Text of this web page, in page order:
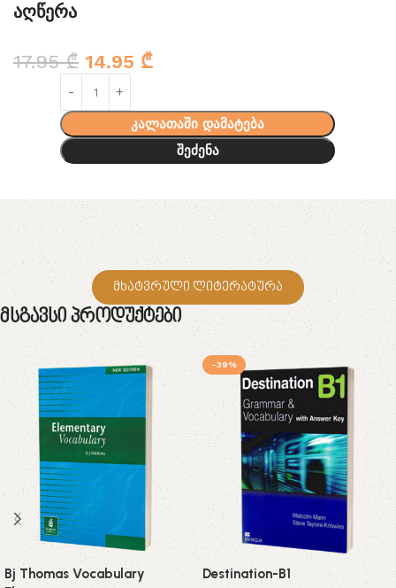
აღწერა
17.95₾ 14.95 ₾
კალათაში დამატება
შეძენა
მხატვრული ლიტერატურა
Მსგავსი Პროდუქტები
Bj Thomas Vocabulary
-39%
Destination-B1